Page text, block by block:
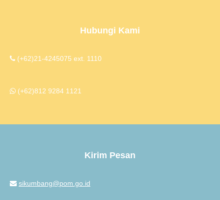
Hubungi Kami
(+62)21-4245075 ext. 1110
(+62)812 9284 1121
Kirim Pesan
sikumbang@pom.go.id